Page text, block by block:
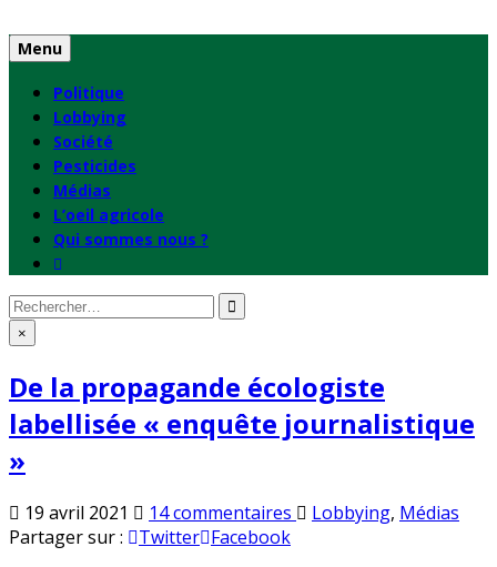
to
content
Menu
Politique
Lobbying
Société
Pesticides
Médias
L’oeil agricole
Qui sommes nous ?
Rechercher
: ×
De la propagande écologiste
labellisée « enquête journalistique
»
19 avril 2021 14 commentaires surPublié
Lobbying, Médias
Partager sur :
Twitter Facebook